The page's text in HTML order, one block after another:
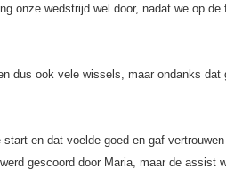
onze wedstrijd wel door, nadat we op
dus ook vele wissels, maar ondanks
en dat voelde goed en gaf
gescoord door Maria, maar de assist